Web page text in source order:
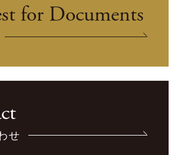
for Documents
せ